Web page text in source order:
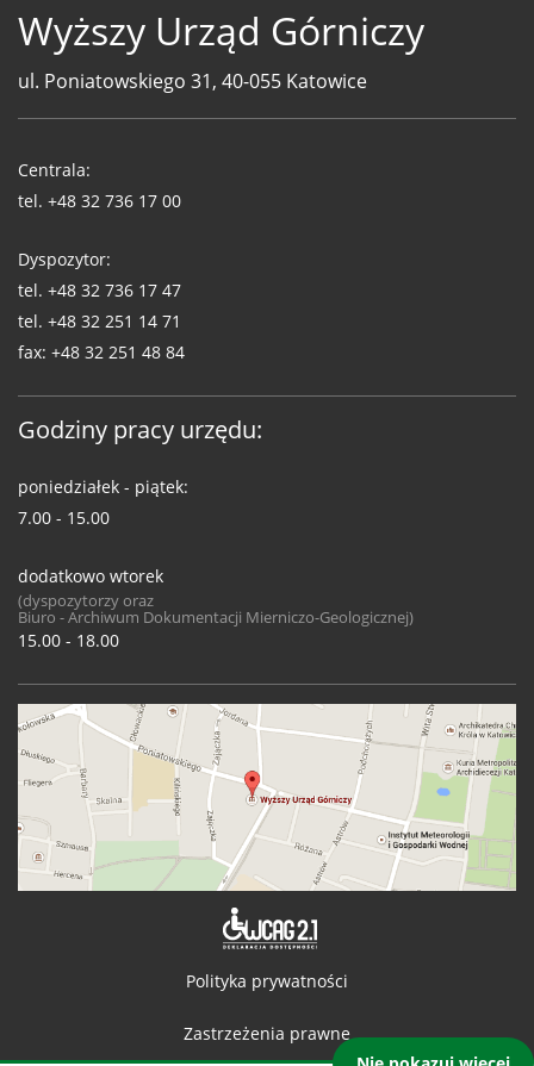
Wyższy Urząd Górniczy
ul. Poniatowskiego 31, 40-055 Katowice
WUG
Centrala:
tel. +48 32 736 17 00
Dyspozytor:
tel. +48 32 736 17 47
tel. +48 32 251 14 71
fax: +48 32 251 48 84
Godziny pracy urzędu:
poniedziałek - piątek:
7.00 - 15.00
dodatkowo wtorek
(dyspozytorzy oraz
Biuro - Archiwum Dokumentacji Mierniczo-Geologicznej)
15.00 - 18.00
Polityka prywatności
Zastrzeżenia prawne